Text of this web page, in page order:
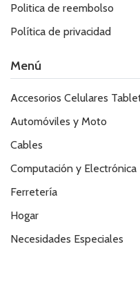
Politica de reembolso
Política de privacidad
Menú
Accesorios Celulares
Automóviles y Moto
Cables
Computación y Electrónica
Ferretería
Hogar
Necesidades Especiales